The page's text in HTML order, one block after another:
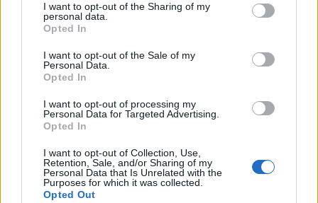
I want to opt-out of the Sharing of my
personal data.
Opted In
I want to opt-out of the Sale of my
Personal Data.
Opted In
I want to opt-out of processing my
Personal Data for Targeted Advertising.
Opted In
I want to opt-out of Collection, Use,
Retention, Sale, and/or Sharing of my
Personal Data that Is Unrelated with the
Purposes for which it was collected.
Opted Out
pénzügyi vagyonon belül, ami a lakossági megtakarítási
szokások átalakulását is jelzi.